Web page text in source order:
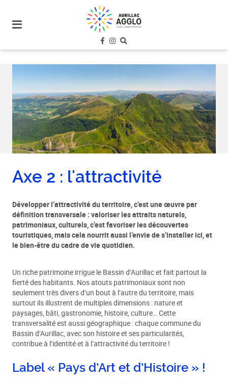
site
contenu
Axe 2 : l'attractivité
Développer l’attractivité du territoire, c’est une œuvre par
définition transversale : valoriser les attraits naturels,
patrimoniaux, culturels, c’est favoriser les découvertes
touristiques, mais cela nourrit aussi l’envie de s’installer ici, et
le bien-être du cadre de vie quotidien.
Un riche patrimoine irrigue le Bassin d’Aurillac et fait partout la
fierté des habitants. Nos atouts patrimoniaux sont non
seulement très divers d’un bout à l’autre du territoire, mais
surtout ils illustrent de multiples dimensions : nature et
paysages, bâti, gastronomie, histoire, culture… Cette
transversalité est aussi géographique : chaque commune du
Bassin d’Aurillac, avec son histoire et ses particularités,
contribue à l’identité et à l’attractivité du territoire !
Label « Pays d’Art et d’Histoire » !